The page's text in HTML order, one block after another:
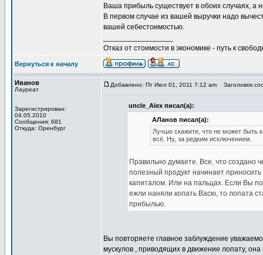
Ваша прибыль существует в обоих случаях, а
В первом случае из вашей выручки надо
вашей себестоимостью.
Отказ от стоимости в экономике - путь к
Вернуться к началу
Иванов
Лауреат
Зарегистрирован:
04.05.2010
Сообщения: 681
Откуда: Оренбург
Добавлено: Пт Июл 01, 2011 7:12 am Заголовок
uncle_Alex писал(а):
АЛанов писал(а):
Лучше скажите, что не может быть
всё. Ну, за редким исключением.
Правильно думаете. Все, что создано
полезный продукт начинает приносить
капиталом. Или на пальцах. Если Вы
ежли наняли копать Васю, то лопата
прибылью.
Вы повторяете главное заблуждение
мускулов , приводящих в движение лопату,